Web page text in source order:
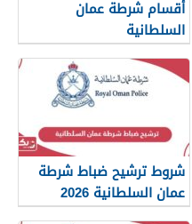
أقسام شرطة عمان
السلطانية
شروط ترشيح ضباط شرطة
عمان السلطانية 2026